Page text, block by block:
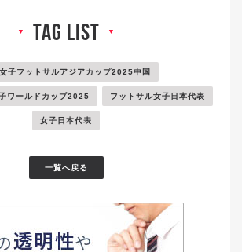
▼ tag list ▼
子フットサルアジアカップ2025中国
ワールドカップ2025 フットサル女子日本代表
女子日本代表
一覧へ戻る